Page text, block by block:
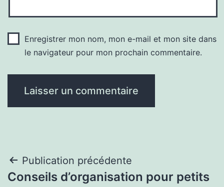
Enregistrer mon nom, mon e-mail et mon site dans
le navigateur pour mon prochain commentaire.
Navigation
Publication précédente
Conseils d’organisation pour petits